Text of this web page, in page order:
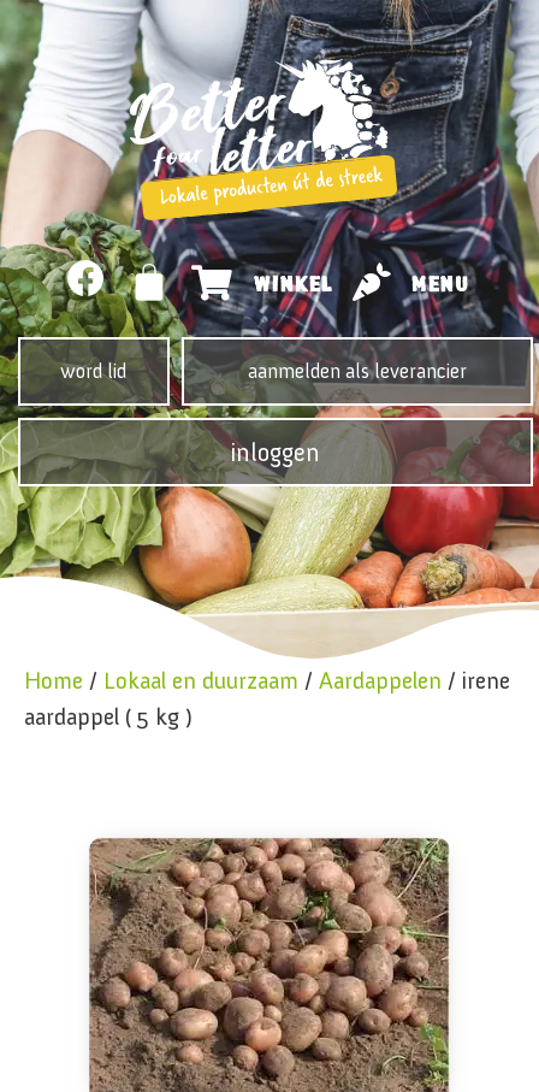
WINKEL MENU
word lid aanmelden als leverancier
inloggen
Home / Lokaal en duurzaam / Aardappelen / irene
aardappel ( 5 kg )